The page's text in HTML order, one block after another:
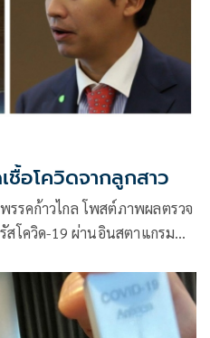
อโควิดจากลูกสาว
รคก้าวไกล โพสต์ภาพผลตรวจ
สโควิด-19 ผ่านอินสตาแกรม